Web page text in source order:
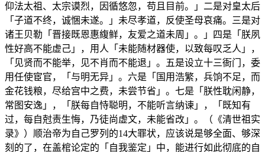
仰法太祖、太宗谟烈，因循悠忽，苟且目前。」二是对皇太后
「子道不终，诚悃未遂。」未尽孝道，反使圣母哀痛。三是对
诸王贝勒「晋接既恩惠緮鲜，友爱之道未周」。」四是「朕夙
性好高不能虚己」，用人「未能随材器使，以致每叹乏人」，
「见贤而不能举，见不肖而不能退」。五是设立十三衙门，委
用任使宦官，「与明无异」。六是「国用浩繁，兵饷不足，而
金花钱粮，尽给宫中之费，未尝节省」。七是「朕性耽闲静，
常图安逸」，「朕每自恃聪明，不能听言纳谏」，「既知有
过，每自尅责生悔，乃徒尚虚文，未能省改」。（《清世祖实
录》）顺治帝为自己罗列的14大罪状，应该说是够全面、够深
刻的了，在盖棺论定的「自我鉴定」中，能进行如此彻底的自